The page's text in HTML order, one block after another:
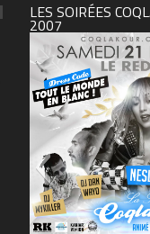
LES SOIRÉES
2007